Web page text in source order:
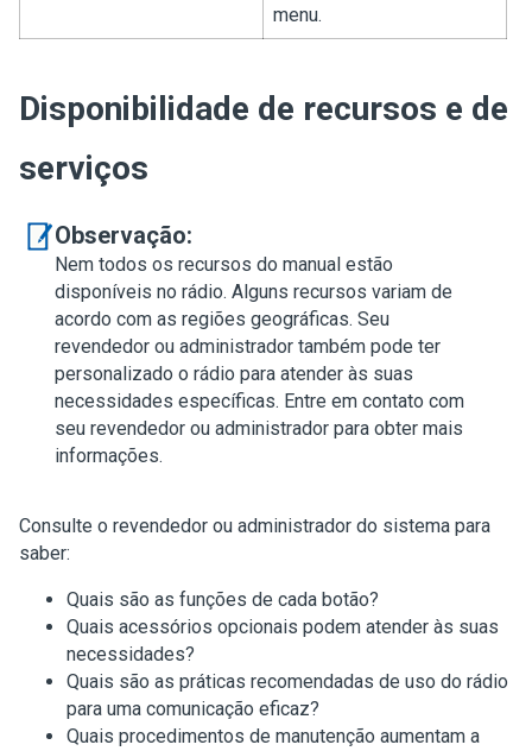
menu.
Disponibilidade de recursos e de
serviços
Observação:
Nem todos os recursos do manual estão
disponíveis no rádio. Alguns recursos variam de
acordo com as regiões geográficas. Seu
revendedor ou administrador também pode ter
personalizado o rádio para atender às suas
necessidades específicas. Entre em contato com
seu revendedor ou administrador para obter mais
informações.
Consulte o revendedor ou administrador do sistema para
saber:
Quais são as funções de cada botão?
Quais acessórios opcionais podem atender às suas
necessidades?
Quais são as práticas recomendadas de uso do rádio
para uma comunicação eficaz?
Quais procedimentos de manutenção aumentam a